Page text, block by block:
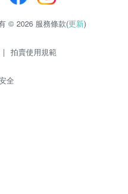
© 2026 服務條款(更新)
| 拍賣使用規範
全